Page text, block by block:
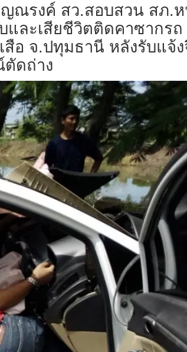
ณรงค์ สว.สอบสวน สภ.ห
ละเสียชีวิตติดคาซากรถ
อ จ.ปทุมธานี หลังรับแจ้ง
ดถ่าง